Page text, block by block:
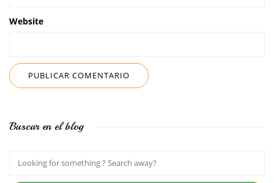
Website
Buscar en el blog